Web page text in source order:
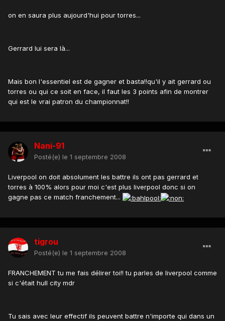
on en saura plus aujourd'hui pour torres...
Gerrard lui sera là...
Mais bon l'essentiel est de gagner et basta!!qu'il y ait gerrard ou
torres ou qui ce soit en face, il faut les 3 points afin de montrer
qui est le vrai patron du championnat!!
Nani-91
Posté(e) le 1 septembre 2008
Liverpool on doit absolument les battre ils ont pas gerrard et
torres à 100% alors pour moi c'est plus liverpool donc si on
gagne pas ce match franchement...
tigrou
Posté(e) le 1 septembre 2008
FRANCHEMENT tu me fais délirer toi!! tu parles de liverpool comme
si c'était hull city mdr
Tu sais avec leur effectif ils peuvent battre n'importe qui dans un